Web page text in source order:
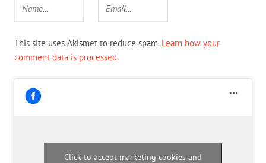
This site uses Akismet to reduce spam. Learn how your
comment data is processed.
Click to accept marketing cookies and